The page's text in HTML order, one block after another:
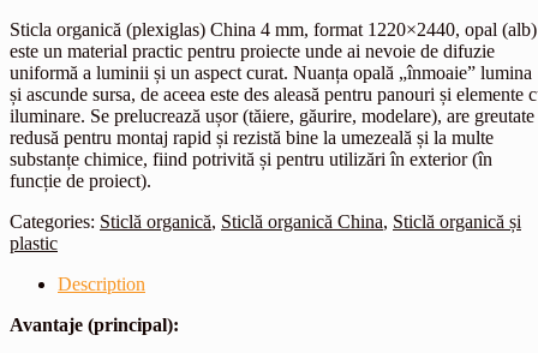
Sticla organică (plexiglas) China 4 mm, format 1220×2440, opal (alb)
este un material practic pentru proiecte unde ai nevoie de difuzie
uniformă a luminii și un aspect curat. Nuanța opală „înmoaie” lumina
și ascunde sursa, de aceea este des aleasă pentru panouri și elemente
iluminare. Se prelucrează ușor (tăiere, găurire, modelare), are greutate
redusă pentru montaj rapid și rezistă bine la umezeală și la multe
substanțe chimice, fiind potrivită și pentru utilizări în exterior (în
funcție de proiect).
Categories: Sticlă organică, Sticlă organică China, Sticlă organică și
plastic
Description
Avantaje (principal):